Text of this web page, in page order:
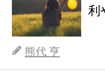
利
熊代 亨